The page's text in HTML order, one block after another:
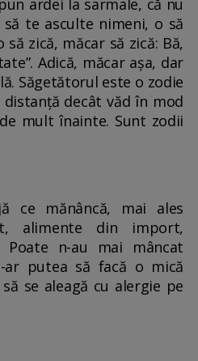
ardei la sarmale, că nu
să te asculte nimeni, o să
zică, măcar să zică: Bă,
Adică, măcar așa, dar
Săgetătorul este o zodie
decât văd în mod
mult înainte. Sunt zodii
ce mănâncă, mai ales
alimente din import,
Poate n-au mai mâncat
ar putea să facă o mică
se aleagă cu alergie pe